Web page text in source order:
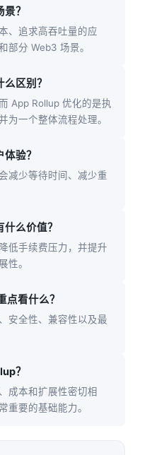
？
、追求高吞吐量的应
部分 Web3 场景。
区别？
App Rollup 优化的是执
为一个整体流程处理。
验？
减少等待时间、减少重
么价值？
低手续费压力，并提升
性。
点看什么？
安全性、兼容性以及最
？
成本和扩展性密切相
重要的基础能力。